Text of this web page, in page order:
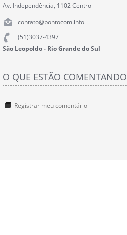
Av. Independência, 1102 Centro
contato@pontocom.info
(51)3037-4397
São Leopoldo - Rio Grande do Sul
O QUE ESTÃO COMENTANDO
Registrar meu comentário